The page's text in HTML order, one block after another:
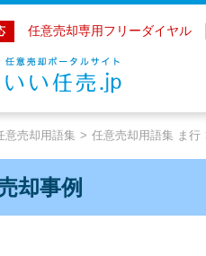
任意売却専用フリーダイヤル
意売却用語集 任意売却用語集 ま行
却事例